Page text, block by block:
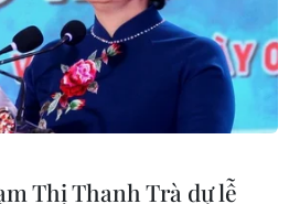
Thị Thanh Trà dự lễ